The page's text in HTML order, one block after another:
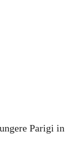
Parigi in